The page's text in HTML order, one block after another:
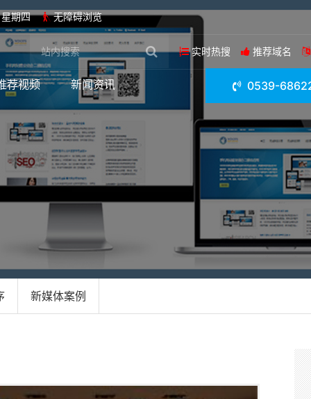
期四 无障碍浏览
实时热搜 推荐域名
荐视频 新闻资讯 0539-
新媒体案例